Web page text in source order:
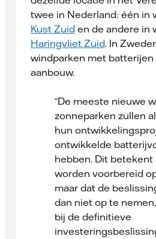
twee in Nederland: één in
Kust Zuiden de andere in
Haringvliet Zuid. In
windparken met
aanbouw.
“De meeste nieuwe
zonneparken zullen
hun
ontwikkelde
hebben. Dit betekent
worden voorbereid
maar dat de
dan niet op te
bij de definitieve